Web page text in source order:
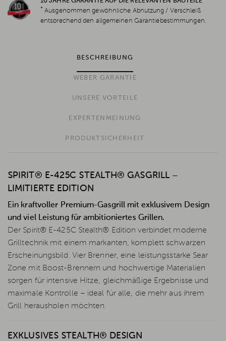
* Ausgenommen gewöhnliche Abnutzung / Verschleiß
entsprechend den allgemeinen Garantiebestimmungen.
BESCHREIBUNG
WEBER GARANTIE
UNSERE VORTEILE
EXPERTENMEINUNG
PRODUKTSICHERHEIT
SPIRIT® E-425C STEALTH® GASGRILL –
LIMITIERTE EDITION
Ein kraftvoller Premium-Gasgrill mit exklusivem Design
und viel Leistung für ambitioniertes Grillen.
Der Spirit® E-425C Stealth® Edition verbindet moderne
Grilltechnik mit einem markanten, komplett schwarzen
Erscheinungsbild. Vier Brenner, eine leistungsstarke Sear
Zone mit Boost-Brennern und hochwertige Materialien
sorgen für intensive Hitze, gleichmäßige Ergebnisse und
maximale Kontrolle – ideal für alle, die mehr aus ihrem
Grill herausholen möchten.
EXKLUSIVES STEALTH® DESIGN